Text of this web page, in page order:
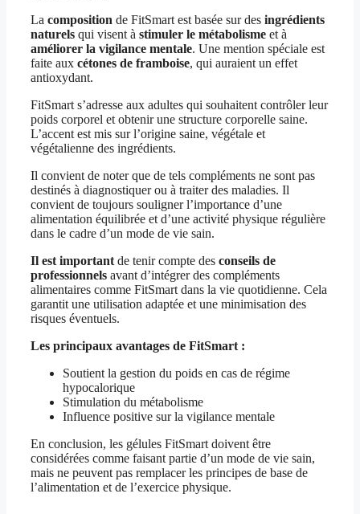
La composition de FitSmart est basée sur des ingrédients
naturels qui visent à stimuler le métabolisme et à
améliorer la vigilance mentale. Une mention spéciale est
faite aux cétones de framboise, qui auraient un effet
antioxydant.
FitSmart s’adresse aux adultes qui souhaitent contrôler leur
poids corporel et obtenir une structure corporelle saine.
L’accent est mis sur l’origine saine, végétale et
végétalienne des ingrédients.
Il convient de noter que de tels compléments ne sont pas
destinés à diagnostiquer ou à traiter des maladies. Il
convient de toujours souligner l’importance d’une
alimentation équilibrée et d’une activité physique régulière
dans le cadre d’un mode de vie sain.
Il est important de tenir compte des conseils de
professionnels avant d’intégrer des compléments
alimentaires comme FitSmart dans la vie quotidienne. Cela
garantit une utilisation adaptée et une minimisation des
risques éventuels.
Les principaux avantages de FitSmart :
Soutient la gestion du poids en cas de régime
hypocalorique
Stimulation du métabolisme
Influence positive sur la vigilance mentale
En conclusion, les gélules FitSmart doivent être
considérées comme faisant partie d’un mode de vie sain,
mais ne peuvent pas remplacer les principes de base de
l’alimentation et de l’exercice physique.